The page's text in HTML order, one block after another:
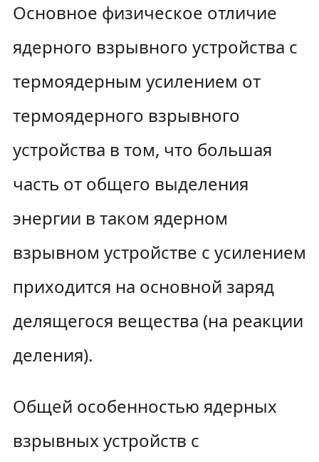
Основное физическое отличие
ядерного взрывного устройства с
термоядерным усилением от
термоядерного взрывного
устройства в том, что большая
часть от общего выделения
энергии в таком ядерном
взрывном устройстве с усилением
приходится на основной заряд
делящегося вещества (на реакции
деления).
Общей особенностью ядерных
взрывных устройств с